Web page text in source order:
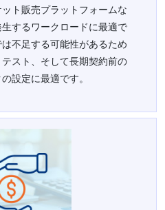
ト販売プラットフォームな
するワークロードに最適で
不足する可能性があるため
スト、そして長期契約前の
設定に最適です。